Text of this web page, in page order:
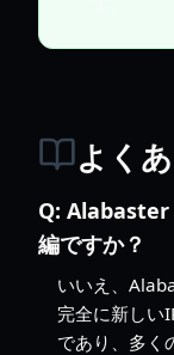
よく
Q: Alabaster
編ですか？
いいえ、
完全に新しい
であり、多く